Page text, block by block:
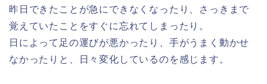
昨日できたことが急にできなくなったり、さっきまで
覚えていたことをすぐに忘れてしまったり。
日によって足の運びが悪かったり、手がうまく動かせ
なかったりと、日々変化しているのを感じます。